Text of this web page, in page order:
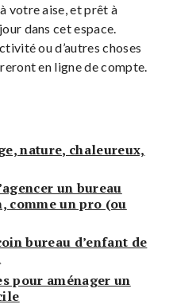
votre aise, et prêt à
dans cet espace.
ou d’autres choses
en ligne de compte.
nature, chaleureux,
un bureau
comme un pro (ou
bureau d’enfant de
pour aménager un